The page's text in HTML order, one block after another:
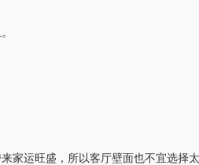
家运旺盛，所以客厅壁面也不宜选择太